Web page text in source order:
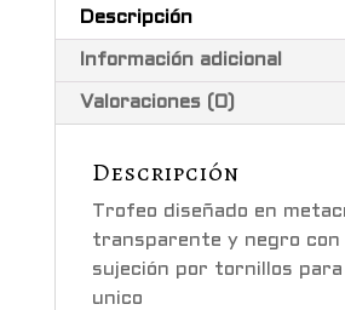
Descripción
Información adicional
Valoraciones (0)
Descripción
Trofeo diseñado en
transparente y negro con
sujeción por tornillos para
unico